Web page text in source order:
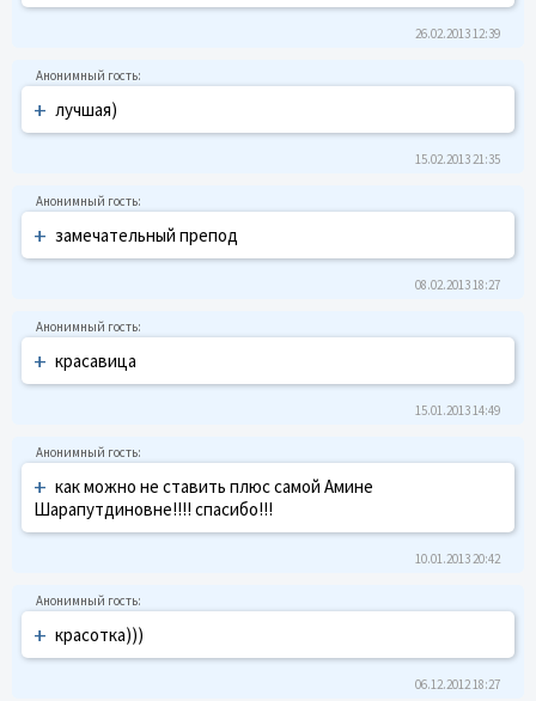
26.02.2013 12:39
+ лучшая)
15.02.2013 21:35
+ замечательный препод
08.02.2013 18:27
+ красавица
15.01.2013 14:49
+ как можно не ставить плюс самой Амине
Шарапутдиновне!!!! спасибо!!!
10.01.2013 20:42
+ красотка)))
06.12.2012 18:27